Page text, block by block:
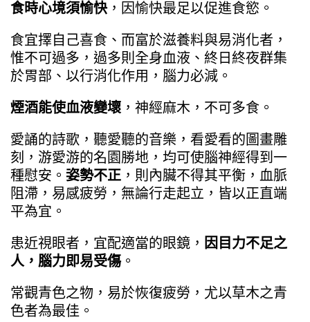
食時心境須愉快，因愉快最足以促進食慾。
食宜擇自己喜食、而富於滋養料與易消化者，
惟不可過多，過多則全身血液、終日終夜群集
於胃部、以行消化作用，腦力必減。
煙酒能使血液變壞 ，神經麻木，不可多食。
愛誦的詩歌，聽愛聽的音樂，看愛看的圖畫雕
刻，游愛游的名園勝地，均可使腦神經得到一
種慰安。 姿勢不正 ，則內臟不得其平衡，血脈
阻滯，易感疲勞，無論行走起立，皆以正直端
平為宜。
患近視眼者，宜配適當的眼鏡， 因目力不足之
人，腦力即易受傷。
常觀青色之物，易於恢復疲勞，尤以草木之青
色者為最佳。